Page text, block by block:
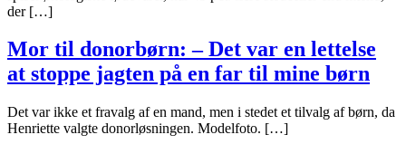
der […]
Mor til donorbørn: – Det var en lettelse
at stoppe jagten på en far til mine børn
Det var ikke et fravalg af en mand, men i stedet et tilvalg af børn, da
Henriette valgte donorløsningen. Modelfoto. […]